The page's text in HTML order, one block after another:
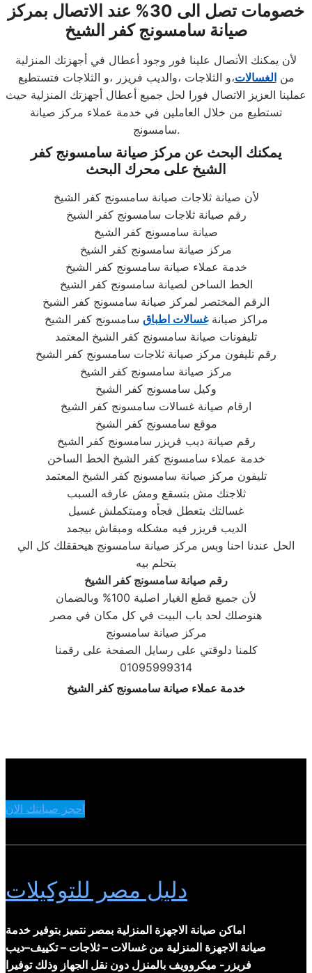
خصومات تصل الى 30% عند الاتصال بمركز
صيانة سامسونج كفر الشيخ
لأن يمكنك الأتصال علينا فور وجود أعطال في أجهزتك المنزلية
منالغسالات،و الثلاجات ،والديب فريزر ،و الثلاجات فتستطيع
عملينا العزيز الاتصال فورا لحل جميع أعطال أجهزتك المنزلية حيث
تستطيع من خلال العاملين في خدمة عملاء مركز صيانة
سامسونج.
يمكنك البحث عن مركز صيانة سامسونج كفر
الشيخ على محرك البحث
لأن صيانة ثلاجات صيانة سامسونج كفر الشيخ
رقم صيانة ثلاجات سامسونج كفر الشيخ
صيانة سامسونج كفر الشيخ
مركز صيانة سامسونج كفر الشيخ
خدمة عملاء صيانة سامسونج كفر الشيخ
الخط الساخن لصيانة سامسونج كفر الشيخ
الرقم المختصر لمركز صيانة سامسونج كفر الشيخ
مراكز صيانةغسالات اطباق سامسونج كفر الشيخ
تليفونات صيانة سامسونج كفر الشيخ المعتمد
رقم تليفون مركز صيانة ثلاجات سامسونج كفر الشيخ
مركز صيانة سامسونج كفر الشيخ
وكيل سامسونج كفر الشيخ
ارقام صيانة غسالات سامسونج كفر الشيخ
موقع سامسونج كفر الشيخ
رقم صيانة ديب فريزر سامسونج كفر الشيخ
خدمة عملاء سامسونج كفر الشيخ الخط الساخن
تليفون مركز صيانة سامسونج كفر الشيخ المعتمد
ثلاجتك مش بتسقع ومش عارفه السبب
غسالتك بتعطل فجأه ومبتكملش غسيل
الديب فريزر فيه مشكله ومبقاش بيجمد
الحل عندنا احنا وبس مركز صيانة سامسونج هيحققلك كل الي
بتحلم بيه
رقم صيانة سامسونج كفر الشيخ
لأن جميع قطع الغيار اصلية 100% وبالضمان
هنوصلك لحد باب البيت في كل مكان في مصر
مركز صيانة سامسونج
كلمنا دلوقتي على رسايل الصفحة على رقمنا
خدمة عملاء صيانة سامسونج كفر الشيخ
احجز صيانتك الان
دليل مصر للتوكيلات
اماكن صيانة الاجهزة المنزلية بمصر نتميز بتوفير خدمة
صيانة الاجهزة المنزلية من غسالات – ثلاجات – تكييف–ديب
فريزر- ميكروويف بالمنزل دون نقل الجهاز وذلك توفيرا